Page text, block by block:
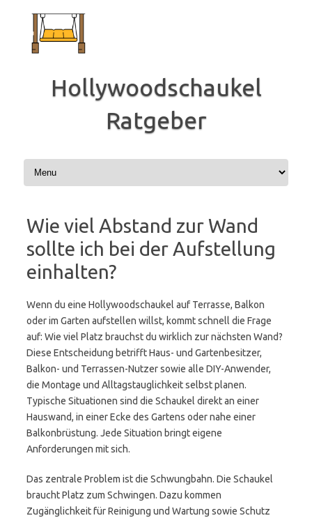
Inhalt
springen
Hollywoodschaukel
Ratgeber
Wie viel Abstand zur Wand
sollte ich bei der Aufstellung
einhalten?
Wenn du eine Hollywoodschaukel auf Terrasse, Balkon
oder im Garten aufstellen willst, kommt schnell die Frage
auf: Wie viel Platz brauchst du wirklich zur nächsten Wand?
Diese Entscheidung betrifft Haus- und Gartenbesitzer,
Balkon- und Terrassen-Nutzer sowie alle DIY-Anwender,
die Montage und Alltagstauglichkeit selbst planen.
Typische Situationen sind die Schaukel direkt an einer
Hauswand, in einer Ecke des Gartens oder nahe einer
Balkonbrüstung. Jede Situation bringt eigene
Anforderungen mit sich.
Das zentrale Problem ist die Schwungbahn. Die Schaukel
braucht Platz zum Schwingen. Dazu kommen
Zugänglichkeit für Reinigung und Wartung sowie Schutz